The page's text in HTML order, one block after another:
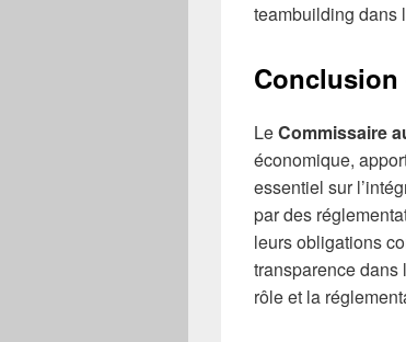
teambuilding dans
Conclusion
LeCommissaire
économique,
essentiel sur
par des
leurs obligations
transparence
rôle et la